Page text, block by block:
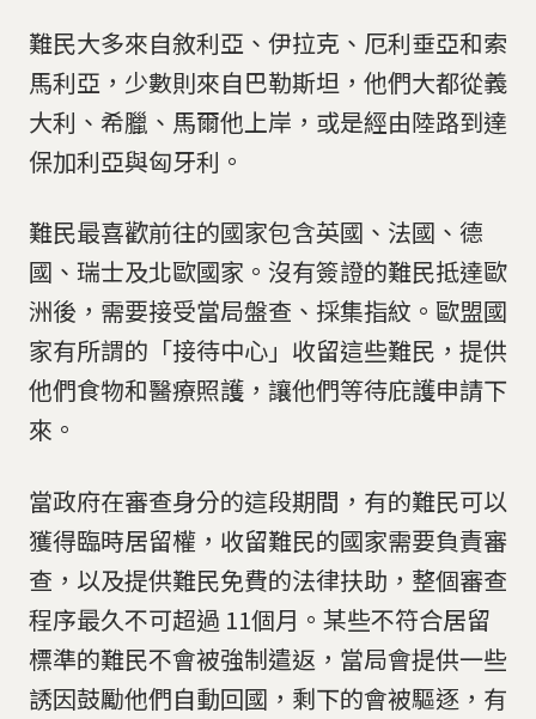
難民大多來自敘利亞、伊拉克、厄利垂亞和索
馬利亞，少數則來自巴勒斯坦，他們大都從義
大利、希臘、馬爾他上岸，或是經由陸路到達
保加利亞與匈牙利。
難民最喜歡前往的國家包含英國、法國、德
國、瑞士及北歐國家。沒有簽證的難民抵達歐
洲後，需要接受當局盤查、採集指紋。歐盟國
家有所謂的「接待中心」收留這些難民，提供
他們食物和醫療照護，讓他們等待庇護申請下
來。
當政府在審查身分的這段期間，有的難民可以
獲得臨時居留權，收留難民的國家需要負責審
查，以及提供難民免費的法律扶助，整個審查
程序最久不可超過 11個月。某些不符合居留
標準的難民不會被強制遣返，當局會提供一些
誘因鼓勵他們自動回國，剩下的會被驅逐，有